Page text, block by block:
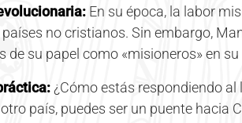
En su época, la labor
no cristianos. Sin embargo,
de su papel como «misioneros» en
¿Cómo estás respondiendo
país, puedes ser un puente hacia